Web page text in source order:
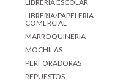
LIBRERIA ESCOLAR
LIBRERIA/PAPELERIA
COMERCIAL
MARROQUINERIA
MOCHILAS
PERFORADORAS
REPUESTOS